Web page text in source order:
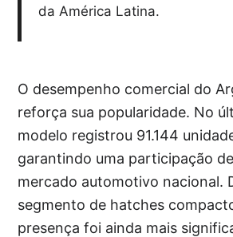
da América Latina.
O desempenho comercial do
reforça sua popularidade. No
modelo registrou 91.144
garantindo uma participação
mercado automotivo nacional.
segmento de hatches
presença foi ainda mais